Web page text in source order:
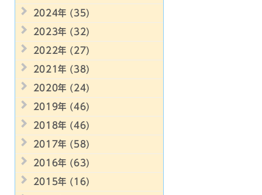
2024年 (35)
2023年 (32)
2022年 (27)
2021年 (38)
2020年 (24)
2019年 (46)
2018年 (46)
2017年 (58)
2016年 (63)
2015年 (16)